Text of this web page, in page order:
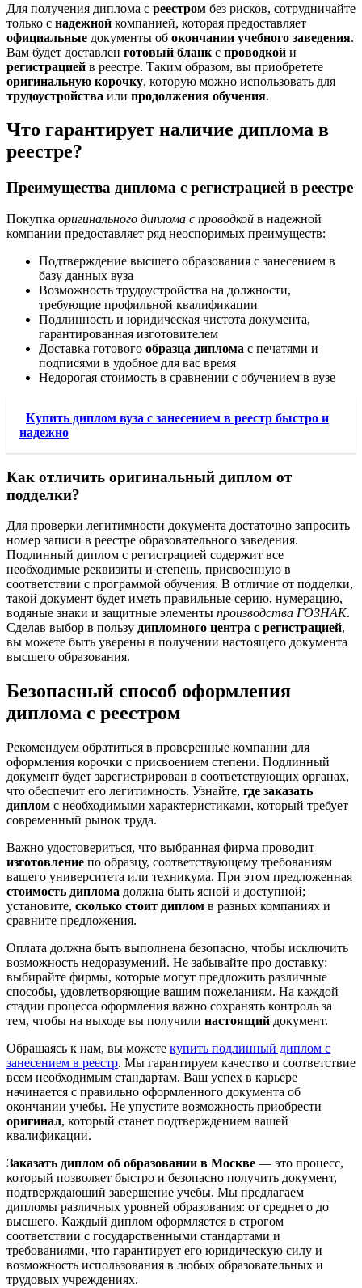
Для получения диплома с реестром без рисков, сотрудничайте
только с надежной компанией, которая предоставляет
официальные документы об окончании учебного заведения.
Вам будет доставлен готовый бланк с проводкой и
регистрацией в реестре. Таким образом, вы приобретете
оригинальную корочку, которую можно использовать для
трудоустройства или продолжения обучения.
Что гарантирует наличие диплома в
реестре?
Преимущества диплома с регистрацией в реестре
Покупка оригинального диплома с проводкой в надежной
компании предоставляет ряд неоспоримых преимуществ:
Подтверждение высшего образования с занесением в
базу данных вуза
Возможность трудоустройства на должности,
требующие профильной квалификации
Подлинность и юридическая чистота документа,
гарантированная изготовителем
Доставка готового образца диплома с печатями и
подписями в удобное для вас время
Недорогая стоимость в сравнении с обучением в вузе
Купить диплом вуза с занесением в реестр быстро и
надежно
Как отличить оригинальный диплом от
подделки?
Для проверки легитимности документа достаточно запросить
номер записи в реестре образовательного заведения.
Подлинный диплом с регистрацией содержит все
необходимые реквизиты и степень, присвоенную в
соответствии с программой обучения. В отличие от подделки,
такой документ будет иметь правильные серию, нумерацию,
водяные знаки и защитные элементы производства ГОЗНАК.
Сделав выбор в пользу дипломного центра с регистрацией,
вы можете быть уверены в получении настоящего документа
высшего образования.
Безопасный способ оформления
диплома с реестром
Рекомендуем обратиться в проверенные компании для
оформления корочки с присвоением степени. Подлинный
документ будет зарегистрирован в соответствующих органах,
что обеспечит его легитимность. Узнайте, где заказать
диплом с необходимыми характеристиками, который требует
современный рынок труда.
Важно удостовериться, что выбранная фирма проводит
изготовление по образцу, соответствующему требованиям
вашего университета или техникума. При этом предложенная
стоимость диплома должна быть ясной и доступной;
установите, сколько стоит диплом в разных компаниях и
сравните предложения.
Оплата должна быть выполнена безопасно, чтобы исключить
возможность недоразумений. Не забывайте про доставку:
выбирайте фирмы, которые могут предложить различные
способы, удовлетворяющие вашим пожеланиям. На каждой
стадии процесса оформления важно сохранять контроль за
тем, чтобы на выходе вы получили настоящий документ.
Обращаясь к нам, вы можете купить подлинный диплом с
занесением в реестр. Мы гарантируем качество и соответствие
всем необходимым стандартам. Ваш успех в карьере
начинается с правильно оформленного документа об
окончании учебы. Не упустите возможность приобрести
оригинал, который станет подтверждением вашей
квалификации.
Заказать диплом об образовании в Москве — это процесс,
который позволяет быстро и безопасно получить документ,
подтверждающий завершение учебы. Мы предлагаем
дипломы различных уровней образования: от среднего до
высшего. Каждый диплом оформляется в строгом
соответствии с государственными стандартами и
требованиями, что гарантирует его юридическую силу и
возможность использования в любых образовательных и
трудовых учреждениях.